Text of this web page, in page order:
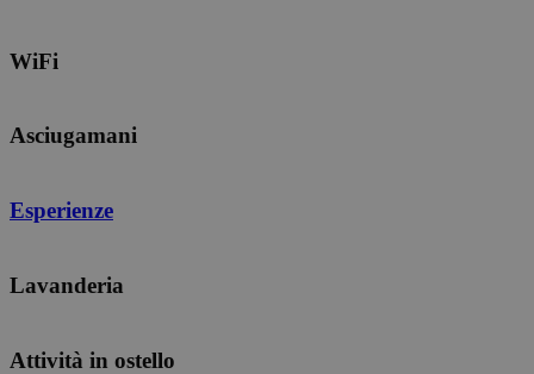
WiFi
Asciugamani
Esperienze
Lavanderia
Attività in ostello